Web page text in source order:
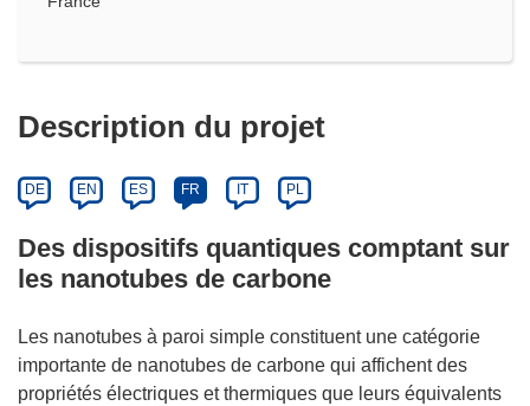
Description du projet
DE EN ES FR IT PL
Des dispositifs quantiques comptant sur
les nanotubes de carbone
Les nanotubes à paroi simple constituent une catégorie
importante de nanotubes de carbone qui affichent des
propriétés électriques et thermiques que leurs équivalents